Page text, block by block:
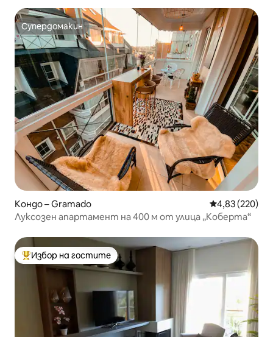
Супердомакин
Супердомакин
Кондо – Gramado Средна
4,83 (220)
Луксозен апартамент на 400 м от улица „Коберта“
Най-популярен избор на гостите
Избор на гостите